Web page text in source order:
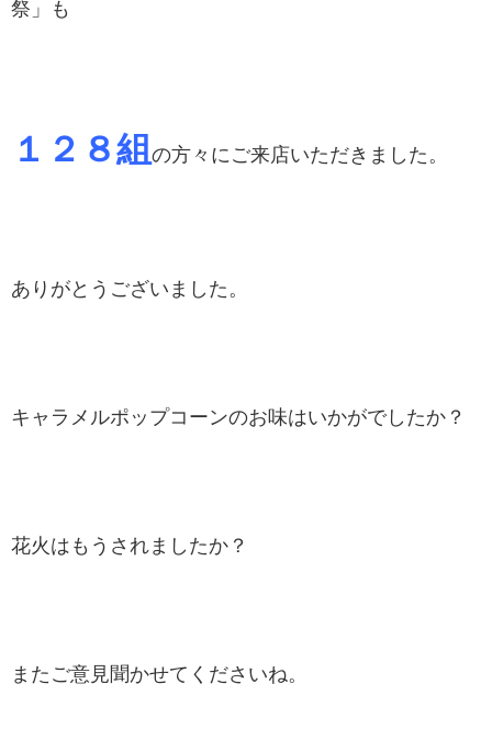
祭」も
１２８組 の方々にご来店いただきました。
ありがとうございました。
キャラメルポップコーンのお味はいかがでしたか？
花火はもうされましたか？
またご意見聞かせてくださいね。